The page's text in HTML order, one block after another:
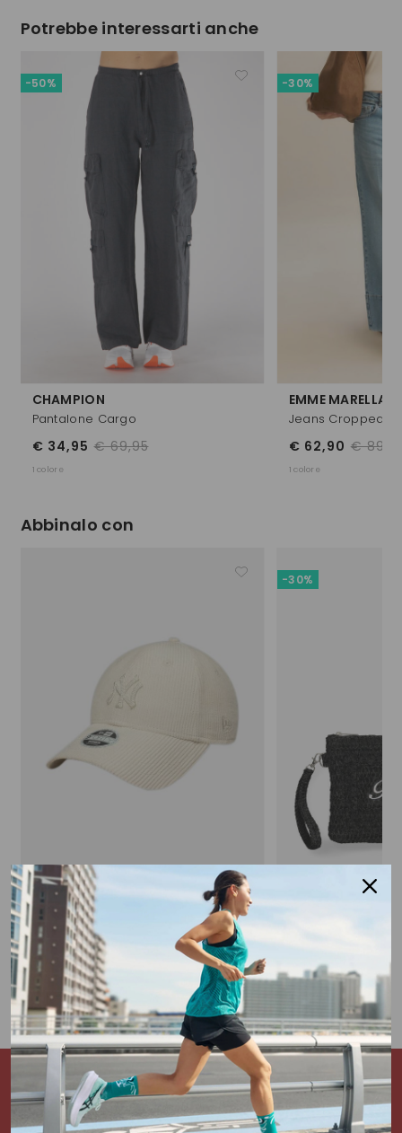
Potrebbe interessarti anche
CHAMPION
Pantalone Cargo
€ 69,95
€ 34,95
-50%
1 colore
EMME MARELLA
Jeans Cropped
€
€ 62,90
-30%
1 colore
Abbinalo con
NEW ERA
Cappello Velluto 9forty
€ 31,00
1 colore
F**K
-30%
3 colori
Iscriviti alla Newsletter e ricevi
subito unosconto del 5%*